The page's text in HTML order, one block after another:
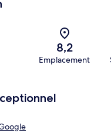
8,2
Emplacement